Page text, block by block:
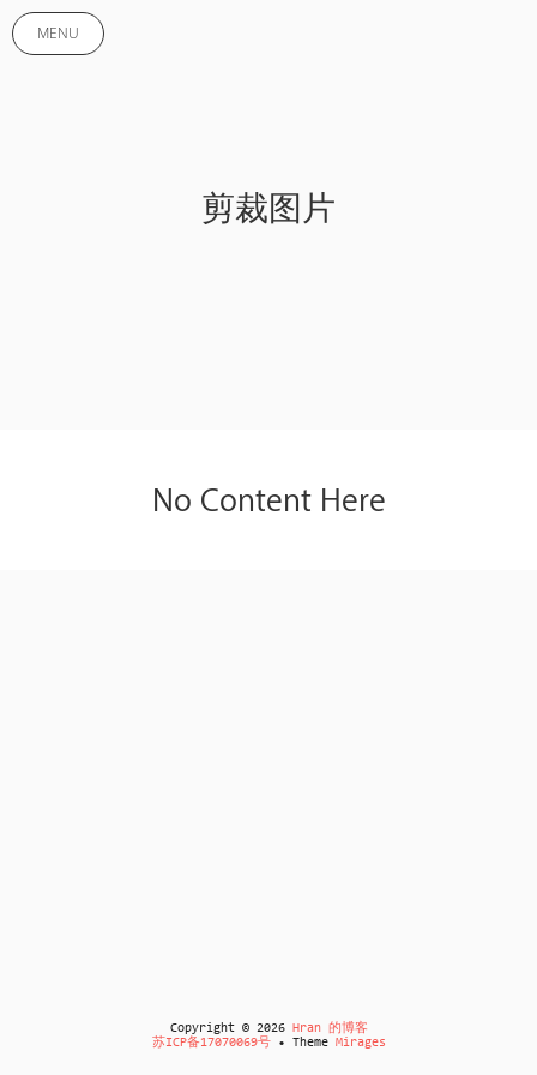
MENU
剪裁图片
No Content Here
Copyright © 2026
Hran 的博客
苏ICP备17070069号• Theme Mirages